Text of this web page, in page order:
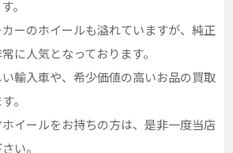
。
ーのホイールも溢れていますが、純正
に人気となっております。
輸入車や、希少価値の高いお品の買取
。
イールをお持ちの方は、是非一度当店
い。